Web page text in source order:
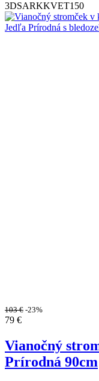
3DSARKKVET150
103€ -23%
79 €
Vianočný
Prírodná 90cm